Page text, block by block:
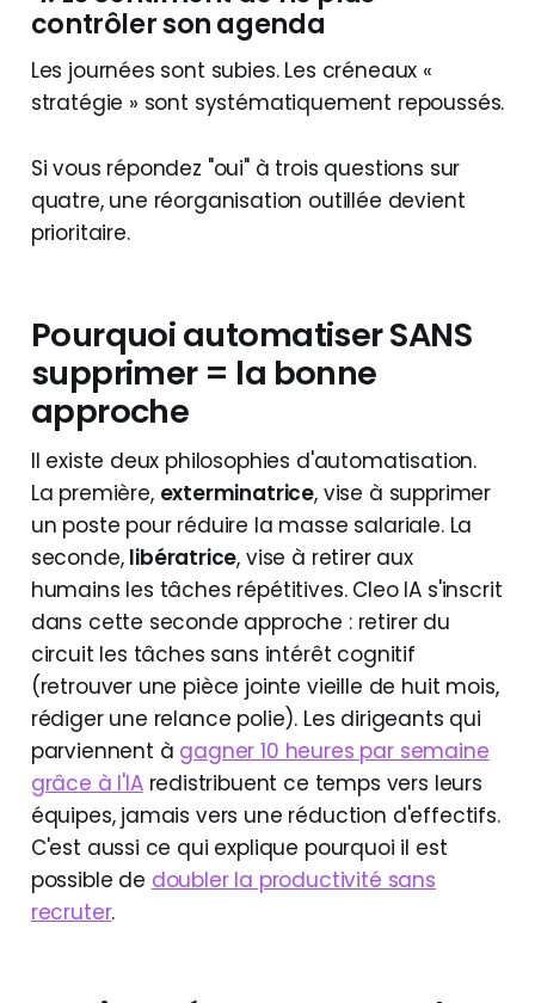
contrôler son agenda
Les journées sont subies. Les créneaux «
stratégie » sont systématiquement repoussés.
Si vous répondez "oui" à trois questions sur
quatre, une réorganisation outillée devient
prioritaire.
Pourquoi automatiser SANS
supprimer = la bonne
approche
Il existe deux philosophies d'automatisation.
La première, exterminatrice, vise à supprimer
un poste pour réduire la masse salariale. La
seconde, libératrice, vise à retirer aux
humains les tâches répétitives. Cleo IA s'inscrit
dans cette seconde approche : retirer du
circuit les tâches sans intérêt cognitif
(retrouver une pièce jointe vieille de huit mois,
rédiger une relance polie). Les dirigeants qui
parviennent à gagner 10 heures par semaine
grâce à l'IAredistribuent ce temps vers leurs
équipes, jamais vers une réduction d'effectifs.
C'est aussi ce qui explique pourquoi il est
possible de doubler la productivité sans
recruter.